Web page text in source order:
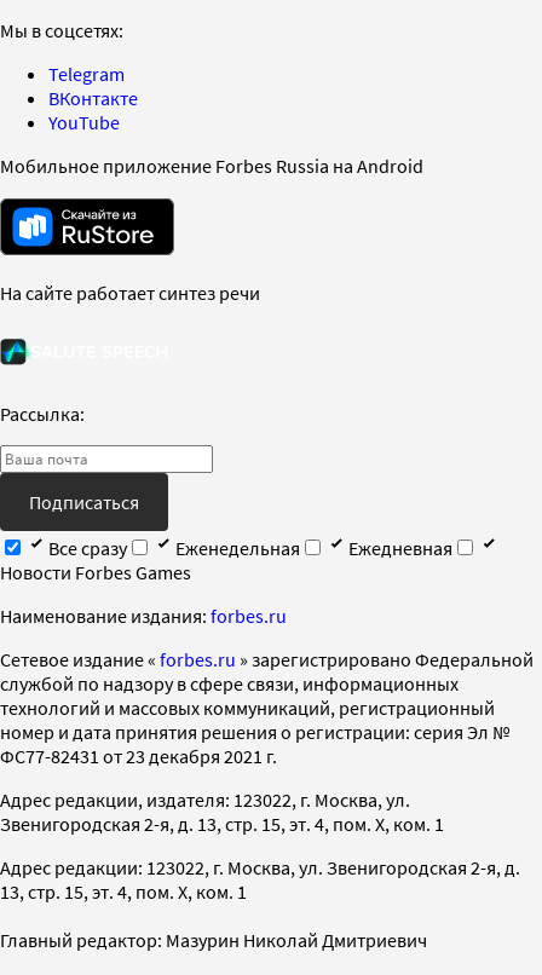
Мы в соцсетях:
Telegram
ВКонтакте
YouTube
Мобильное приложение Forbes Russia на Android
На сайте работает синтез речи
Рассылка:
Подписаться
Все сразу
Еженедельная
Ежедневная
Новости Forbes Games
Наименование издания: forbes.ru
Cетевое издание « forbes.ru » зарегистрировано Федеральной
службой по надзору в сфере связи, информационных
технологий и массовых коммуникаций, регистрационный
номер и дата принятия решения о регистрации: серия Эл №
ФС77-82431 от 23 декабря 2021 г.
Адрес редакции, издателя: 123022, г. Москва, ул.
Звенигородская 2-я, д. 13, стр. 15, эт. 4, пом. X, ком. 1
Адрес редакции: 123022, г. Москва, ул. Звенигородская 2-я, д.
13, стр. 15, эт. 4, пом. X, ком. 1
Главный редактор: Мазурин Николай Дмитриевич